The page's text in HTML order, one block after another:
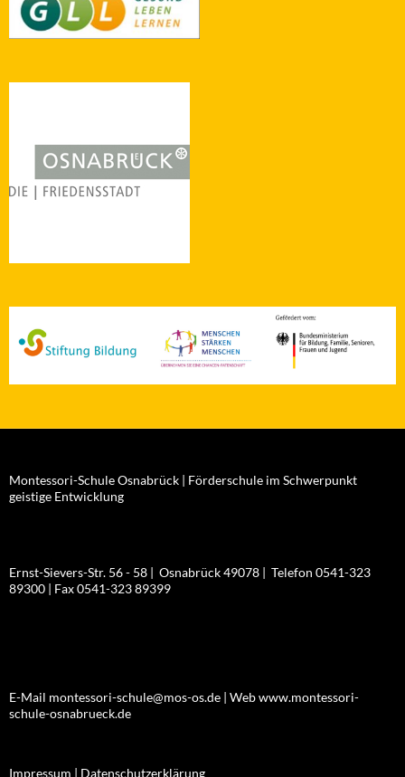
Montessori-Schule Osnabrück | Förderschule im Schwerpunkt
geistige Entwicklung
Ernst-Sievers-Str. 56 - 58 | Osnabrück 49078 | Telefon 0541-323
89300 | Fax 0541-323 89399
E-Mail montessori-schule@mos-os.de | Web www.montessori-
schule-osnabrueck.de
Impressum | Datenschutzerklärung